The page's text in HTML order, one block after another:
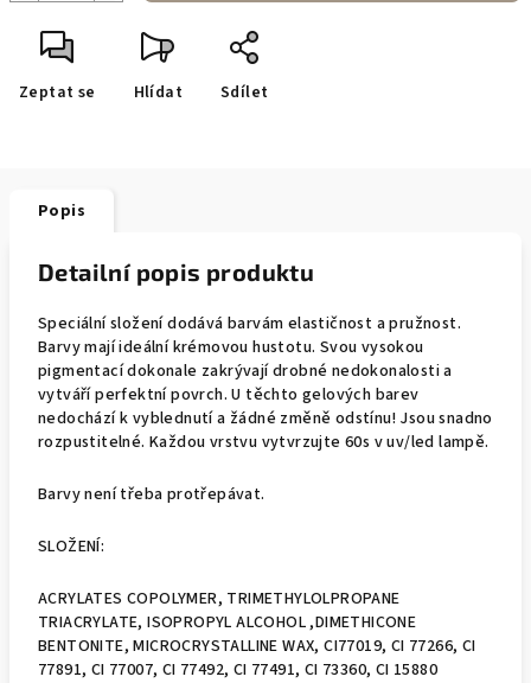
Zeptat se Hlídat Sdílet
Popis
Detailní popis produktu
Speciální složení dodává barvám elastičnost a pružnost.
Barvy mají ideální krémovou hustotu. Svou vysokou
pigmentací dokonale zakrývají drobné nedokonalosti a
vytváří perfektní povrch. U těchto gelových barev
nedochází k vyblednutí a žádné změně odstínu! Jsou snadno
rozpustitelné. Každou vrstvu vytvrzujte 60s v uv/led lampě.
Barvy není třeba protřepávat.
SLOŽENÍ:
ACRYLATES COPOLYMER, TRIMETHYLOLPROPANE
TRIACRYLATE, ISOPROPYL ALCOHOL ,DIMETHICONE
BENTONITE, MICROCRYSTALLINE WAX, CI77019, CI 77266, CI
77891, CI 77007, CI 77492, CI 77491, CI 73360, CI 15880